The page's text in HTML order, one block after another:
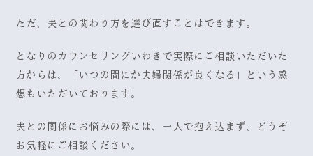
ただ、夫との関わり方を選び直すことはできます。
となりのカウンセリングいわきで実際にご相談いただいた
方からは、「いつの間にか夫婦関係が良くなる」という感
想もいただいております。
夫との関係にお悩みの際には、一人で抱え込まず、どうぞ
お気軽にご相談ください。